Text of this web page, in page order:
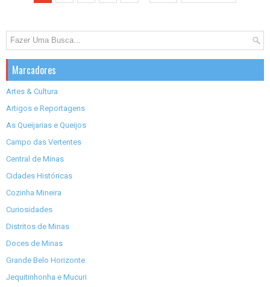
Marcadores
Artes & Cultura
Artigos e Reportagens
As Queijarias e Queijos
Campo das Vertentes
Central de Minas
Cidades Históricas
Cozinha Mineira
Curiosidades
Distritos de Minas
Doces de Minas
Grande Belo Horizonte
Jequitinhonha e Mucuri